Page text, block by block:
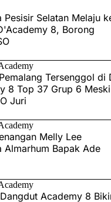
Pesisir Selatan Melaju
8, Borong
Tersenggol di
8 Top 37 Grup 6 Meski
Juri
Melly Lee
Almarhum Bapak Ade
Academy 8